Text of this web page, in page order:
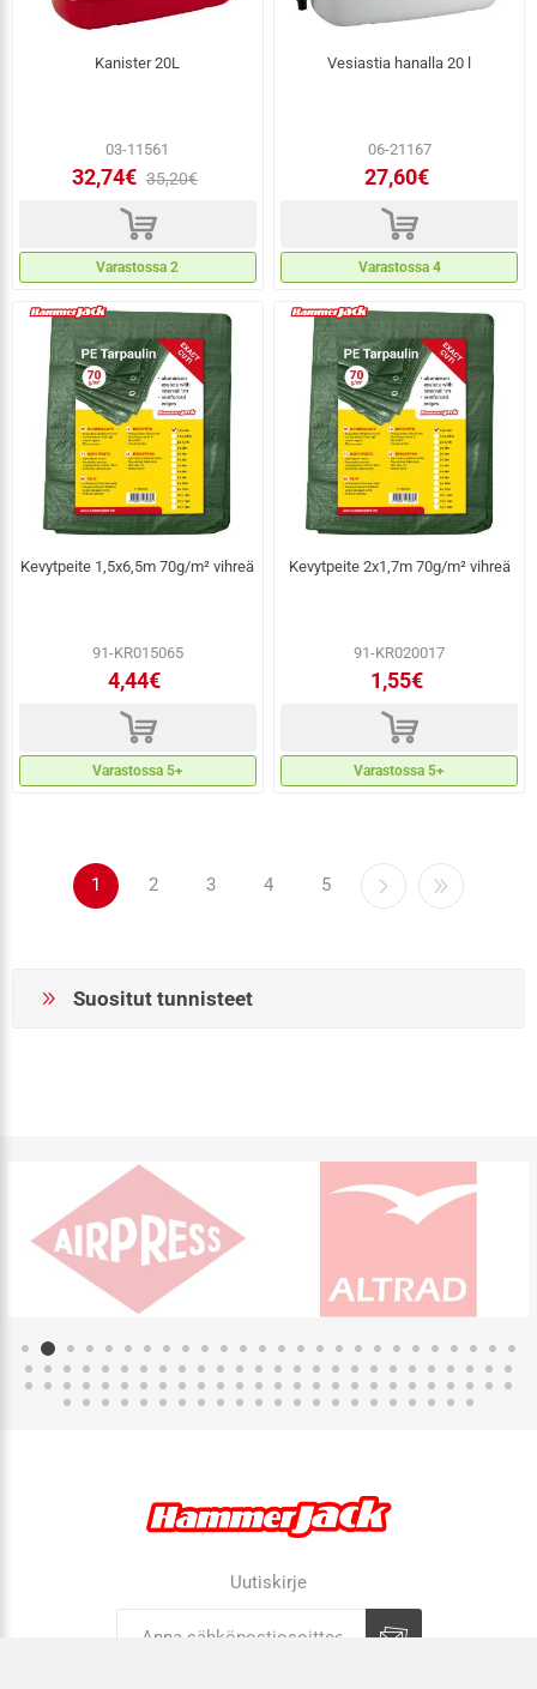
Kanister 20L
03-11561
32,74€ 35,20€
d
Varastossa 2
Vesiastia hanalla 20 l
06-21167
27,60€
d
Varastossa 4
Kevytpeite 1,5x6,5m 70g/m² vihreä
91-KR015065
4,44€
d
Varastossa 5+
Kevytpeite 2x1,7m 70g/m² vihreä
91-KR020017
1,55€
d
Varastossa 5+
1 2 3 4 5
Suositut tunnisteet
Uutiskirje